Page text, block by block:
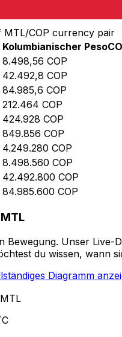
MTL/COP currency pair
Kolumbianischer Peso
8.498,56 COP
42.492,8 COP
84.985,6 COP
212.464 COP
424.928 COP
849.856 COP
4.249.280 COP
8.498.560 COP
42.492.800 COP
84.985.600 COP
Bewegung. Unser
du wissen, wann
Diagramm